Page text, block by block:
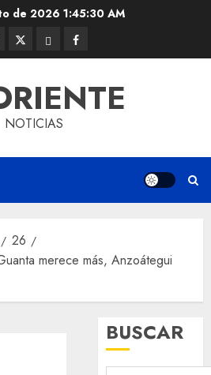
de 20261:45:31 AM
Twitter
(X)
ThreadsFacebook
NOTICIAS
26
merece más, Anzoátegui
BUSCAR